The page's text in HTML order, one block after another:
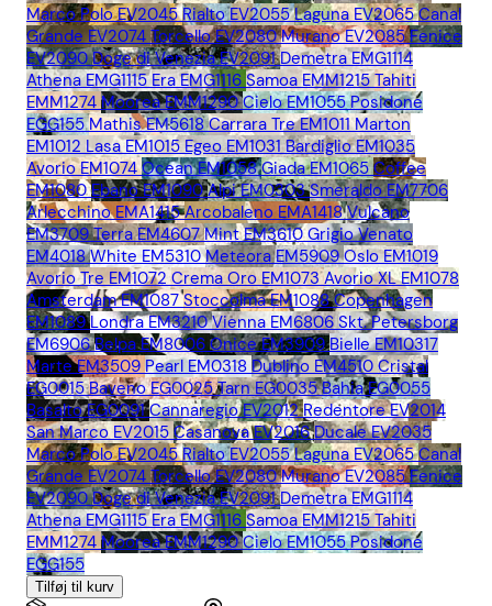
Marco Polo EV2045 Rialto EV2055 Laguna EV2065 Canal
Grande EV2074 Torcello EV2080 Murano EV2085 Fenice
EV2090 Doge di Venezia EV2091 Demetra EMG1114
Athena EMG1115 Era EMG1116 Samoa EMM1215 Tahiti
EMM1274 Moorea EMM1290 Cielo EM1055 Posidone
EGG155 Mathis EM5618 Carrara Tre EM1011 Marton
EM1012 Lasa EM1015 Egeo EM1031 Bardiglio EM1035
Avorio EM1074 Ocean EM1058 Giada EM1065 Coffee
EM1080 Ebano EM1090 Alpi EM0303 Smeraldo EM7706
Arlecchino EMA1415 Arcobaleno EMA1418 Vulcano
EM3709 Terra EM4607 Mint EM3610 Grigio Venato
EM4018 White EM5310 Meteora EM5909 Oslo EM1019
Avorio Tre EM1072 Crema Oro EM1073 Avorio XL EM1078
Amsterdam EM1087 Stoccolma EM1088 Copenhagen
EM1089 Londra EM3210 Vienna EM6806 Skt. Petersborg
EM6906 Belpa EM8006 Onice EM3909 Bielle EM10317
Marte EM3509 Pearl EM0318 Dublino EM4510 Cristal
EG0015 Baveno EG0025 Tarn EG0035 Bahia EG0055
Basalto EG0091 Cannaregio EV2012 Redentore EV2014
San Marco EV2015 Casanova EV2016 Ducale EV2035
Marco Polo EV2045 Rialto EV2055 Laguna EV2065 Canal
Grande EV2074 Torcello EV2080 Murano EV2085 Fenice
EV2090 Doge di Venezia EV2091 Demetra EMG1114
Athena EMG1115 Era EMG1116 Samoa EMM1215 Tahiti
EMM1274 Moorea EMM1290 Cielo EM1055 Posidone
EGG155
Tilføj til kurv